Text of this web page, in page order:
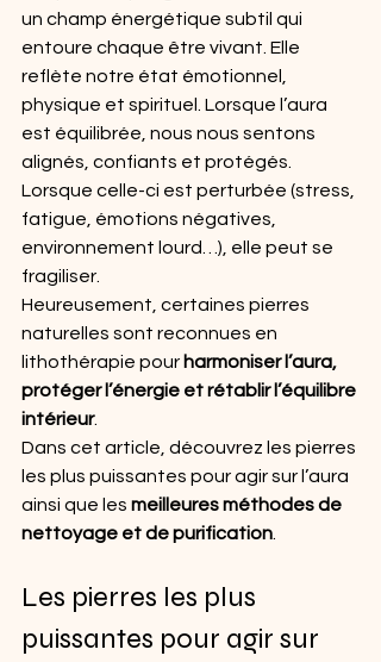
un champ énergétique subtil qui
entoure chaque être vivant. Elle
reflète notre état émotionnel,
physique et spirituel. Lorsque l’aura
est équilibrée, nous nous sentons
alignés, confiants et protégés.
Lorsque celle-ci est perturbée (stress,
fatigue, émotions négatives,
environnement lourd…), elle peut se
fragiliser.
Heureusement, certaines pierres
naturelles sont reconnues en
lithothérapie pour harmoniser l’aura,
protéger l’énergie et rétablir l’équilibre
intérieur.
Dans cet article, découvrez les pierres
les plus puissantes pour agir sur l’aura
ainsi que les meilleures méthodes de
nettoyage et de purification.
Les pierres les plus
puissantes pour agir sur